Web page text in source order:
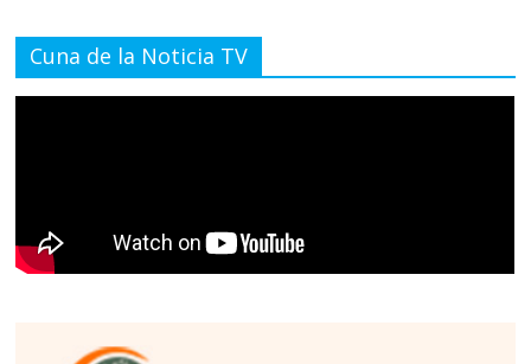
Cuna de la Noticia TV